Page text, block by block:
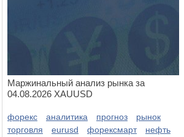
Маржинальный анализ рынка за
04.08.2026 XAUUSD
форекс аналитика прогноз
рынок
торговля
eurusd форексмарт
нефть